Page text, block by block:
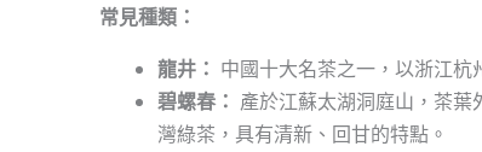
常見種類：
龍井： 中國十大名茶之一，以浙江杭
碧螺春： 產於江蘇太湖洞庭山，茶
灣綠茶，具有清新、回甘的特點。